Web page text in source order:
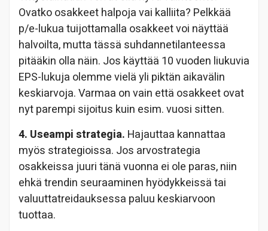
Ovatko osakkeet halpoja vai kalliita? Pelkkää
p/e-lukua tuijottamalla osakkeet voi näyttää
halvoilta, mutta tässä suhdannetilanteessa
pitääkin olla näin. Jos käyttää 10 vuoden liukuvia
EPS-lukuja olemme vielä yli piktän aikavälin
keskiarvoja. Varmaa on vain että osakkeet ovat
nyt parempi sijoitus kuin esim. vuosi sitten.
4. Useampi strategia. Hajauttaa kannattaa
myös strategioissa. Jos arvostrategia
osakkeissa juuri tänä vuonna ei ole paras, niin
ehkä trendin seuraaminen hyödykkeissä tai
valuuttatreidauksessa paluu keskiarvoon
tuottaa.